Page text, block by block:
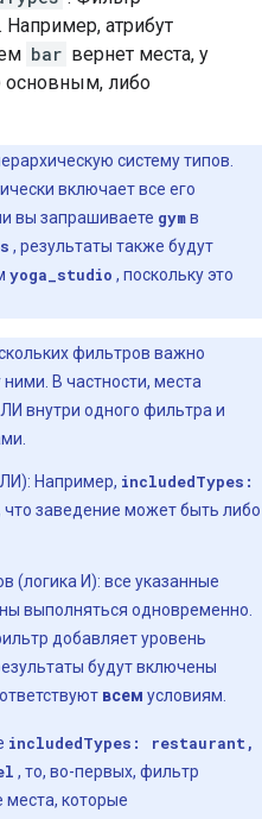
атрибут
bar вернет места, у
основным, либо
систему типов.
включает все его
вы запрашиваете gymв
, результаты также будут
yoga_studio , поскольку это
фильтров важно
В частности, места
внутри одного фильтра и
Например, includedTypes:
что заведение может быть либо
(логика И): все указанные
выполняться одновременно.
добавляет уровень
будут включены
всем условиям.
includedTypes: restaurant,
, то, во-первых, фильтр
места, которые